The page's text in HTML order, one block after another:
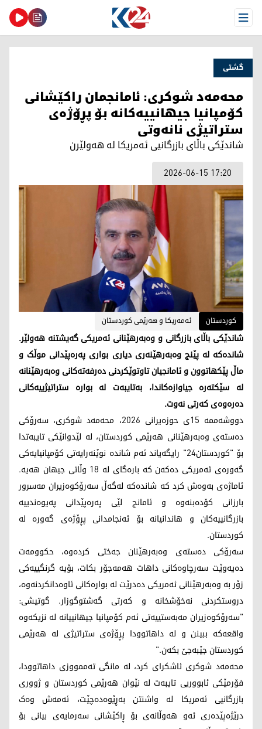
Open Menu
گشتی
محەمەد شوکری: ئامانجمان راکێشانی
کۆمپانیا جیهانییەکانە بۆ پڕۆژەی
ستراتیژی نانەوتی
شاندێکی باڵای بازرگانیی ئەمریکا لە هەولێرن
2026-06-15 17:20
کوردستان ئەمەریکا و هەرێمی کوردستان
شاندێکی باڵای بازرگانی و وەبەرهێنانی ئەمریکی گەیشتنە هەولێر.
شاندەکە لە پێنج وەبەرهێنەری دیاری بواری پەرەپێدانی موڵک و
ماڵ پێکهاتوون و ئامانجیان تاوتوێکردنی دەرفەتەکانی وەبەرهێنانە
لە سێکتەرە جیاوازەکاندا، بەتایبەت لە بوارە ستراتیژییەکانی
دەرەوەی کەرتی نەوت.
دووشەممە 15ی حوزەیرانی 2026، محەمەد شوکری، سەرۆکی
دەستەی وەبەرهێنانی هەرێمی کوردستان، لە لێدوانێکی تایبەتدا
بۆ "کوردستان24" رایگەیاند ئەم شاندە نوێنەرایەتی کۆمپانیایەکی
گەورەی ئەمریکی دەکەن کە بارەگای لە 18 وڵاتی جیهان هەیە.
ئاماژەی بەوەش کرد کە شاندەکە لەگەڵ سەرۆکوەزیران مەسرور
بارزانی کۆدەبنەوە و ئامانج لێی پەرەپێدانی پەیوەندییە
بازرگانییەکان و هاندانیانە بۆ ئەنجامدانی پڕۆژەی گەورە لە
کوردستان.
سەرۆکی دەستەی وەبەرهێنان جەختی کردەوە، حکوومەت
دەیەوێت سەرچاوەکانی داهات هەمەجۆر بکات، بۆیە گرنگییەکی
زۆر بە وەبەرهێنانی ئەمریکی دەدرێت لە بوارەکانی ئاوەدانکردنەوە،
دروستکردنی نەخۆشخانە و کەرتی گەشتوگوزار. گوتیشی:
"سەرۆکوەزیران مەبەستییەتی ئەم کۆمپانیا جیهانییانە لە نزیکەوە
واقعەکە ببینن و لە داهاتوودا پڕۆژەی ستراتیژی لە هەرێمی
کوردستان جێبەجێ بکەن."
محەمەد شوکری ئاشکرای کرد، لە مانگی تەممووزی داهاتوودا،
فۆرمێکی ئابووریی تایبەت لە نێوان هەرێمی کوردستان و ژووری
بازرگانیی ئەمریکا لە واشنتن بەڕێوەدەچێت، ئەمەش وەک
درێژەپێدەری ئەو هەوڵانەی بۆ ڕاکێشانی سەرمایەی بیانی بۆ